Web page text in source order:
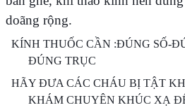
doãng rộng.
KÍNH THUỐC CẦN :ĐÚNG SỐ-
ĐÚNG TRỤC
HÃY ĐƯA CÁC CHÁU BỊ TẬT
KHÁM CHUYÊN KHÚC XẠ